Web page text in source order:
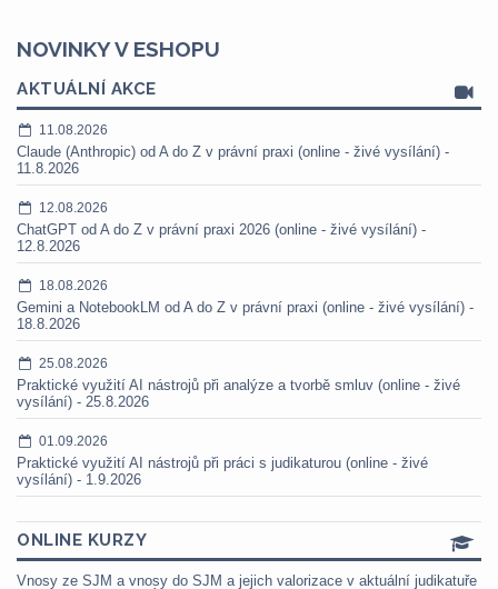
NOVINKY V ESHOPU
AKTUÁLNÍ AKCE
11.08.2026
Claude (Anthropic) od A do Z v právní praxi (online - živé vysílání) -
11.8.2026
12.08.2026
ChatGPT od A do Z v právní praxi 2026 (online - živé vysílání) -
12.8.2026
18.08.2026
Gemini a NotebookLM od A do Z v právní praxi (online - živé vysílání) -
18.8.2026
25.08.2026
Praktické využití AI nástrojů při analýze a tvorbě smluv (online - živé
vysílání) - 25.8.2026
01.09.2026
Praktické využití AI nástrojů při práci s judikaturou (online - živé
vysílání) - 1.9.2026
ONLINE KURZY
Vnosy ze SJM a vnosy do SJM a jejich valorizace v aktuální judikatuře